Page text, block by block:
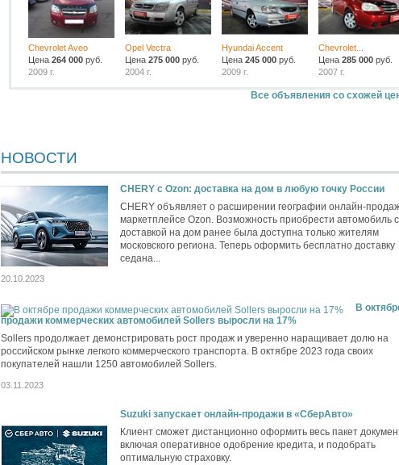
Chevrolet Aveo
Цена264 000 руб.
2009 г.
Opel Vectra
Цена275 000 руб.
2004 г.
Hyundai Accent
Цена 245 000руб.
2009 г.
Chevrolet...
Цена 285 000руб.
2007 г.
Все объявления со схожей
НОВОСТИ
CHERY c Ozon: доставка на дом в любую точку России
CHERY объявляет о расширении географии онлайн-
маркетплейсе Ozon. Возможность приобрести автомобиль с
доставкой на дом ранее была доступна только жителям
московского региона. Теперь оформить бесплатно доставку
седана...
20.10.2023
В
продажи коммерческих автомобилей Sollers выросли на 17%
Sollers продолжает демонстрировать рост продаж и уверенно наращивает долю на
российском рынке легкого коммерческого транспорта. В октябре 2023 года своих
покупателей нашли 1250 автомобилей Sollers.
03.11.2023
Suzuki запускает онлайн-продажи в «СберАвто»
Клиент сможет дистанционно оформить весь пакет
включая оперативное одобрение кредита, и подобрать
оптимальную страховку.